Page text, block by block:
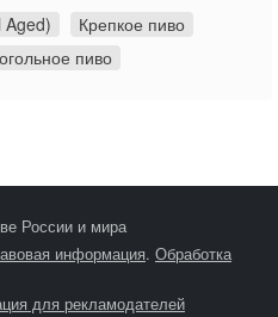
Крепкое пиво
пиво
России и мира
информация. Обработка
для рекламодателей